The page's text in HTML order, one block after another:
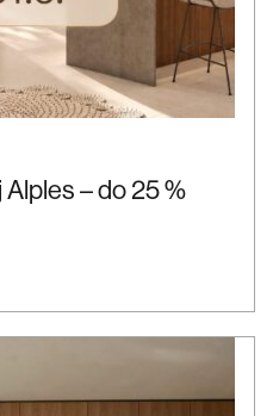
– do 25 %